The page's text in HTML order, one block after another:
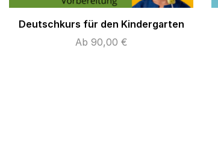
Deutschkurs für den Kindergarten
Ab 90,00 €